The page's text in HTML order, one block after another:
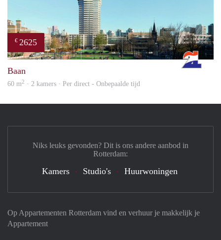
€ 2625
Baan
60 m2 · 2 kamers · Per direct - Onbepaalde tijd
Op Appartementen Rotterdam vind en verhuur je makkelijk je
Appartement
Niks leuks gevonden? Dit is ons andere aanbod in
Rotterdam:
Kamers Studio's Huurwoningen